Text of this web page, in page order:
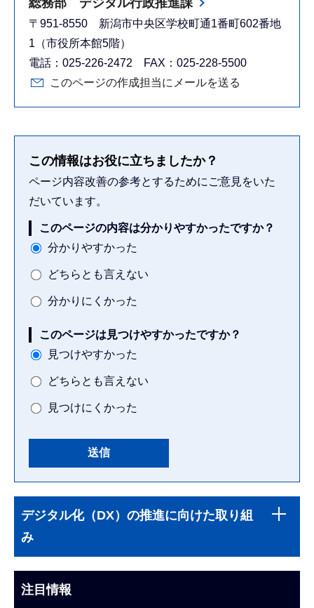
〒951-8550 新潟市中央区学校町通1番町602番地
1（市役所本館5階）
電話：025-226-2472 FAX：025-228-5500
このページの作成担当にメールを送る
この情報はお役に立ちましたか？
ページ内容改善の参考とするためにご意見をいた
だいています。
このページの内容は分かりやすかったですか？
分かりやすかった
どちらとも言えない
分かりにくかった
このページは見つけやすかったですか？
見つけやすかった
どちらとも言えない
見つけにくかった
文
こ
ま
で
ナ
ゲ
デジタル化（DX）の推進に向けた取り組
み
注目情報